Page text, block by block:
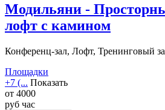
Модильяни -
лофт с камином
Конференц-зал, Лофт, Тренинговый
Площадки
+7 (... Показать
от 4000
руб час